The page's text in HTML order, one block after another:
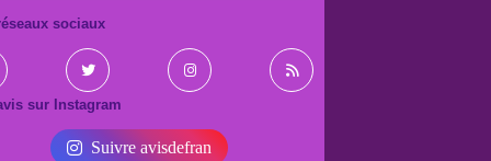
sociaux
sur Instagram
Suivre avisdefran